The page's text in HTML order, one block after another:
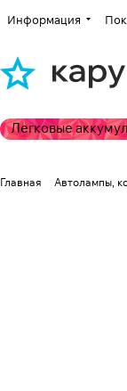
Информация
Легковые
Главная Автолампы,